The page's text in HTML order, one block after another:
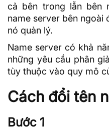
cả bên trong lẫn bên
name server bên ngoài
nó quản lý.
Name server có khả
những yêu cầu phân
tùy thuộc vào quy mô
Cách đổi tên
Bước 1